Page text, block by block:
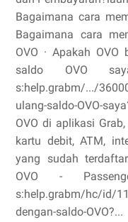
Bagaimana cara
Bagaimana cara
OVO · Apakah
saldo OVO
s:help.grabm/.../
ulang-saldo-OVO-
OVO di aplikasi
kartu debit, ATM,
yang sudah
OVO -
s:help.grabm/hc/id/
dengan-saldo-